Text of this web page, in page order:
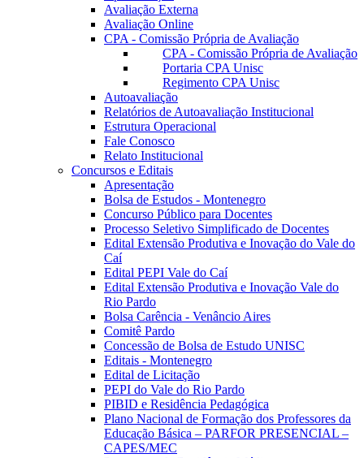
Avaliação Externa
Avaliação Online
CPA - Comissão Própria de Avaliação
CPA - Comissão Própria de Avaliação
Portaria CPA Unisc
Regimento CPA Unisc
Autoavaliação
Relatórios de Autoavaliação Institucional
Estrutura Operacional
Fale Conosco
Relato Institucional
Concursos e Editais
Apresentação
Bolsa de Estudos - Montenegro
Concurso Público para Docentes
Processo Seletivo Simplificado de Docentes
Edital Extensão Produtiva e Inovação do Vale do
Caí
Edital PEPI Vale do Caí
Edital Extensão Produtiva e Inovação Vale do
Rio Pardo
Bolsa Carência - Venâncio Aires
Comitê Pardo
Concessão de Bolsa de Estudo UNISC
Editais - Montenegro
Edital de Licitação
PEPI do Vale do Rio Pardo
PIBID e Residência Pedagógica
Plano Nacional de Formação dos Professores da
Educação Básica – PARFOR PRESENCIAL –
CAPES/MEC